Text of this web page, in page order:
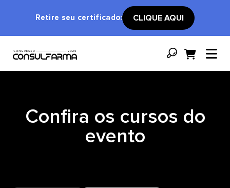
Retire seu certificado: CLIQUE AQUI
Confira os cursos do
evento